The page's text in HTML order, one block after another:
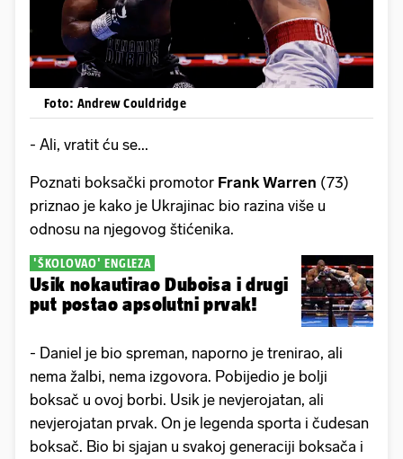
Foto: Andrew Couldridge
- Ali, vratit ću se...
Poznati boksački promotor Frank Warren (73)
priznao je kako je Ukrajinac bio razina više u
odnosu na njegovog štićenika.
'ŠKOLOVAO' ENGLEZA
Usik nokautirao Duboisa i drugi
put postao apsolutni prvak!
- Daniel je bio spreman, naporno je trenirao, ali
nema žalbi, nema izgovora. Pobijedio je bolji
boksač u ovoj borbi. Usik je nevjerojatan, ali
nevjerojatan prvak. On je legenda sporta i čudesan
boksač. Bio bi sjajan u svakoj generaciji boksača i